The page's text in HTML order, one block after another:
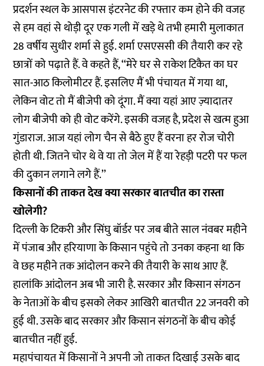
प्रदर्शन स्थल के आसपास इंटरनेट की रफ्तार कम होने की वजह
से हम वहां से थोड़ी दूर एक गली में खड़े थे तभी हमारी मुलाकात
28 वर्षीय सुधीर शर्मा से हुई. शर्मा एसएससी की तैयारी कर रहे
छात्रों को पढ़ाते हैं. वे कहते हैं, ‘‘मेरे घर से राकेश टिकैत का घर
सात-आठ किलोमीटर हैं. इसलिए मैं भी पंचायत में गया था,
लेकिन वोट तो मैं बीजेपी को दूंगा. मैं क्या यहां आए ज़्यादातर
लोग बीजेपी को ही वोट करेंगे. इसकी वजह है, प्रदेश से खत्म हुआ
गुंडाराज. आज यहां लोग चैन से बैठे हुए हैं वरना हर रोज चोरी
होती थी. जितने चोर थे वे या तो जेल में हैं या रेहड़ी पटरी पर फल
की दुकान लगाने लगे हैं.’’
किसानों की ताकत देख क्या सरकार बातचीत का रास्ता
खोलेगी?
दिल्ली के टिकरी और सिंघु बॉर्डर पर जब बीते साल नंवबर महीने
में पंजाब और हरियाणा के किसान पहुंचे तो उनका कहना था कि
वे छह महीने तक आंदोलन करने की तैयारी के साथ आए हैं.
हालांकि आंदोलन अब भी जारी है. सरकार और किसान संगठन
के नेताओं के बीच इसको लेकर आखिरी बातचीत 22 जनवरी को
हुई थी. उसके बाद सरकार और किसान संगठनों के बीच कोई
बातचीत नहीं हुई.
महापंचायत में किसानों ने अपनी जो ताकत दिखाई उसके बाद